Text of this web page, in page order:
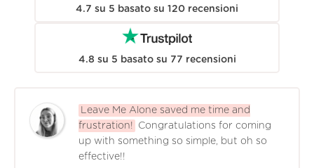
4.7 su 5 basato su 120 recensioni
4.8 su 5 basato su 77 recensioni
Leave Me Alone saved me time and
frustration!
Congratulations for coming
up with something so simple, but oh so
effective!!